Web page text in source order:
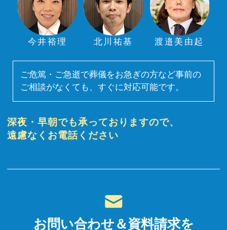
今井裕理 北川祐基 渡邉美由起
ご危篤・ご急逝で葬儀をお急ぎの方など事前の
ご相談がなくても、すぐに対応可能です。
深夜・早朝でも承っておりますので、
遠慮なくお電話ください
お問い合わせ＆資料請求を